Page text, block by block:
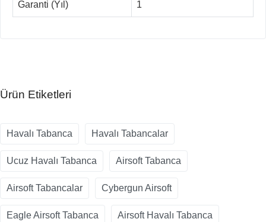
Garanti (Yıl) 1
Ürün Etiketleri
Havalı Tabanca Havalı Tabancalar
Ucuz Havalı Tabanca Airsoft Tabanca
Airsoft Tabancalar Cybergun Airsoft
Eagle Airsoft Tabanca Airsoft Havalı Tabanca